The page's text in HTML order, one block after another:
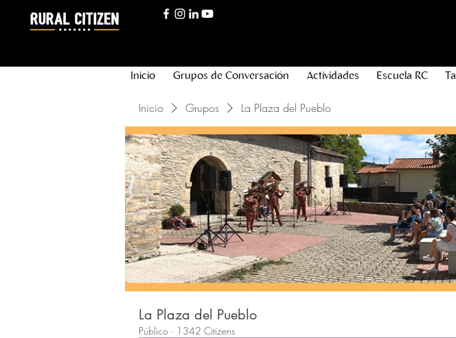
Inicio Grupos de Conversación Actividades Escuela RC
Inicio Grupos La Plaza del Pueblo
La Plaza del Pueblo
Público · 1342 Citizens